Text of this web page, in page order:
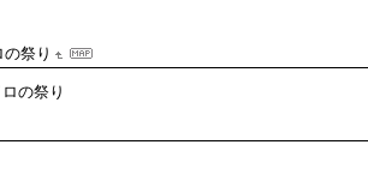
祭り
の祭り